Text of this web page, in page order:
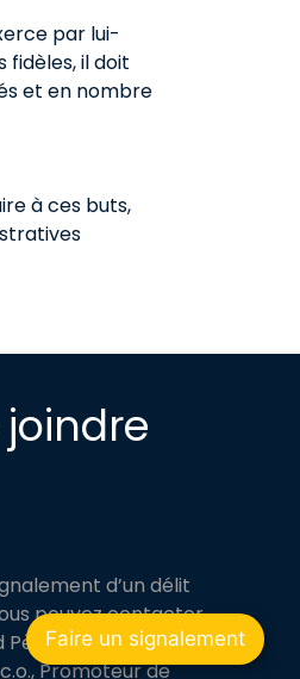
par lui-
il doit
et en nombre
à ces buts,
d’un délit
pouvez contacter
Père Bruno
Promoteur de
Faire un signalement